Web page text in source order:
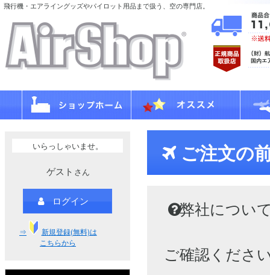
飛行機・エアライングッズやパイロット用品まで扱う、空の専門店。
いらっしゃいませ。
ゲスト さん
ログイン
⇒
新規登録(無料)は
こちらから
ご注文の
弊社につい
ご確認くださ